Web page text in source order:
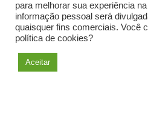
Montar meu
para melhorar sua experiência
informação pessoal será
quaisquer fins comerciais. Você
política de cookies?
Aceitar